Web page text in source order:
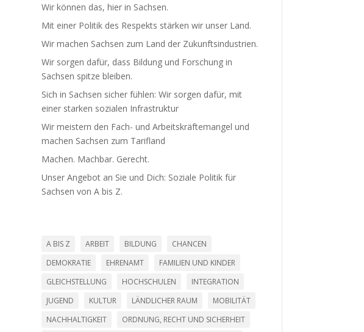
Wir können das, hier in Sachsen.
Mit einer Politik des Respekts stärken wir unser Land.
Wir machen Sachsen zum Land der Zukunfts­in­dus­trien.
Wir sorgen dafür, dass Bildung und Forschung in
Sachsen spitze bleiben.
Sich in Sachsen sicher fühlen: Wir sorgen dafür, mit
einer starken sozialen Infra­struktur
Wir meistern den Fach- und Arbeits­kräf­te­mangel und
machen Sachsen zum Tarifland
Machen. Machbar. Gerecht.
Unser Angebot an Sie und Dich: Soziale Politik für
Sachsen von A bis Z.
A BIS Z ARBEIT BILDUNG
CHANCEN
DEMOKRATIE
EHRENAMT
FAMILIEN UND KINDER
GLEICHSTELLUNG
HOCHSCHULEN
INTEGRATION
JUGEND
KULTUR LÄNDLICHER RAUM
MOBILITÄT
NACHHALTIGKEIT
ORDNUNG, RECHT UND SICHERHEIT